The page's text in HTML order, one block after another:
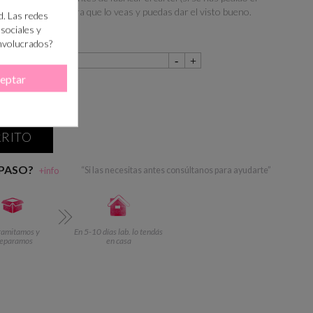
mail el diseño para que lo veas y puedas dar el visto bueno.
+info “Si las necesitas antes consúltanos para ayudarte”
y
En 5-10 días lab. lo tendás
en casa
Las redes
y